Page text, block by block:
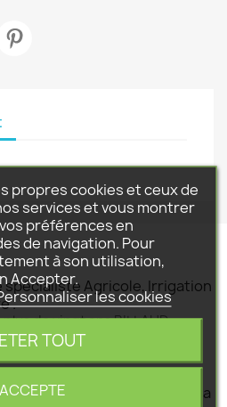
spécialiste Agricole, Irrigation
.
de vingt ans BILLAUD
dans tous vos projets .
mais n 'est pas activé pour la
propres cookies et ceux de
services et vous montrer
préférences en
de navigation. Pour
à son utilisation,
Accepter.
les cookies
TOUT